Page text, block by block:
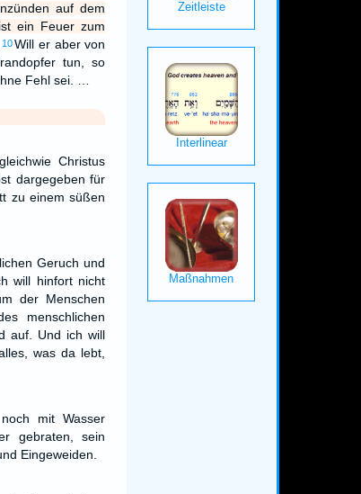
auf dem
ein Feuer zum
10Will er aber von
tun, so
Fehl sei. …
Christus
dargegeben für
zu einem süßen
Geruch und
will hinfort nicht
der Menschen
menschlichen
auf. Und ich will
was da lebt,
mit Wasser
gebraten, sein
Eingeweiden.